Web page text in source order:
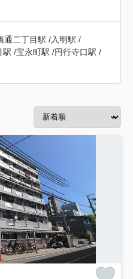
通二丁目駅 /入明駅 /
駅 /宝永町駅 /円行寺口駅 /